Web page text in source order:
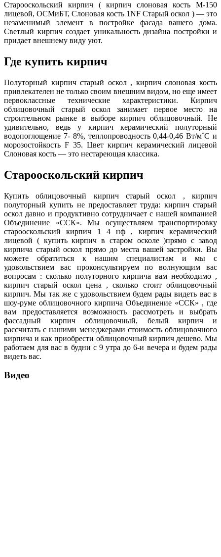
Старооскольский кирпич ( кирпич слоновая кость М-150
лицевой, ОСМиБТ, Слоновая кость 1NF Старый оскол ) — это
незаменимый элемент в постройке фасада вашего дома.
Светлый кирпич создает уникальность дизайна постройки и
придает внешнему виду уют.
Где купить кирпич
Полуторный кирпич старый оскол , кирпич слоновая кость
привлекателен не только своим внешним видом, но еще имеет
первоклассные технические характеристики. Кирпич
облицовочный старый оскол занимает первое место на
строительном рынке в выборе кирпич облицовочный. Не
удивительно, ведь у кирпич керамический полуторный
водопоглощение 7- 8%, теплопроводность 0,44-0,46 Вт/м˚С и
морозостойкость F 35. Цвет кирпич керамический лицевой
Слоновая кость — это нестареющая классика.
Старооскольский кирпич
Купить облицовочный кирпич старый оскол , кирпич
полуторный купить не предоставляет труда: кирпич старый
оскол давно и продуктивно сотрудничает с нашей компанией
Объединение «ССК». Мы осуществляем транспортировку
старооскольский кирпич 1 4 нф , кирпич керамический
лицевой ( купить кирпич в старом осколе )прямо с завод
кирпича старый оскол прямо до места вашей застройки. Вы
можете обратиться к нашим специалистам и мы с
удовольствием вас проконсультируем по волнующим вас
вопросам : сколько полуторного кирпича вам необходимо ,
кирпич старый оскол цена , сколько стоит облицовочный
кирпич. Мы так же с удовольствием будем рады видеть вас в
шоу-руме облицовочного кирпича Объединение «ССК» , где
вам предоставляется возможность рассмотреть и выбрать
фассадный кирпич облицовочный, белый кирпич и
рассчитать с нашими менеджерами стоимость облицовочного
кирпича и как приобрести облицовочный кирпич дешево. Мы
работаем для вас в будни с 9 утра до 6-и вечера и будем рады
видеть вас.
Видео